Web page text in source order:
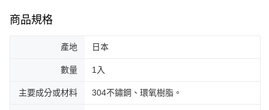
商品規格
產地 日本
數量 1入
主要成分或材料 304不鏽鋼、環氧樹脂。